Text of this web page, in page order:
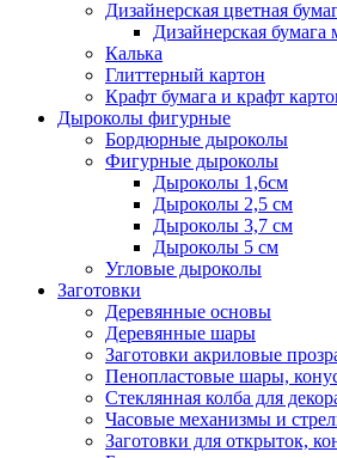
Дизайнерская цветная
Дизайнерская бумага
Калька
Глиттерный картон
Крафт бумага и крафт
Дыроколы фигурные
Бордюрные дыроколы
Фигурные дыроколы
Дыроколы 1,6см
Дыроколы 2,5 см
Дыроколы 3,7 см
Дыроколы 5 см
Угловые дыроколы
Заготовки
Деревянные основы
Деревянные шары
Заготовки акриловые
Пенопластовые шары,
Стеклянная колба для
Часовые механизмы и
Заготовки для открыток,